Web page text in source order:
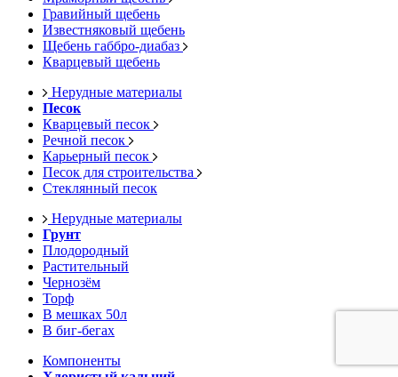
Гравийный щебень
Известняковый щебень
Щебень габбро-диабаз
Кварцевый щебень
Нерудные материалы
Песок
Кварцевый песок
Речной песок
Карьерный песок
Песок для строительства
Стеклянный песок
Нерудные материалы
Грунт
Плодородный
Растительный
Чернозём
Торф
В мешках 50л
В биг-бегах
Компоненты